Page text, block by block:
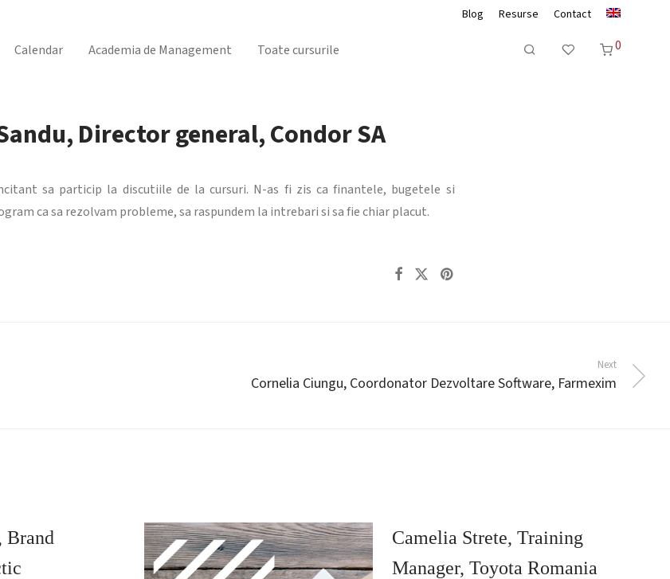
Blog Resurse Contact
Calendar Academia de Management Toate cursurile 0
Director general, Condor SA
sa particip la discutiile de la cursuri. N-as fi zis ca finantele, bugetele si
ca sa rezolvam probleme, sa raspundem la intrebari si sa fie chiar placut.
Next
Cornelia Ciungu, Coordonator Dezvoltare Software, Farmexim
Brand
Camelia Strete, Training
Manager, Toyota Romania